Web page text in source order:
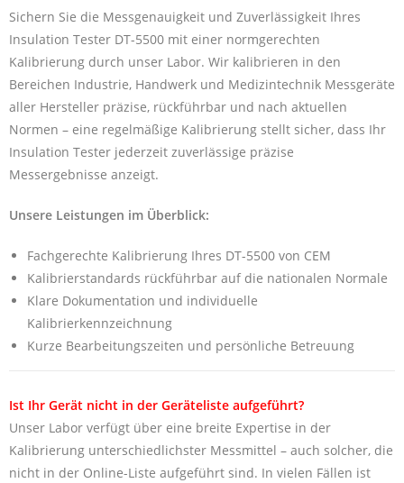
Sichern Sie die Messgenauigkeit und Zuverlässigkeit Ihres
Insulation Tester DT-5500 mit einer normgerechten
Kalibrierung durch unser Labor. Wir kalibrieren in den
Bereichen Industrie, Handwerk und Medizintechnik Messgeräte
aller Hersteller präzise, rückführbar und nach aktuellen
Normen – eine regelmäßige Kalibrierung stellt sicher, dass Ihr
Insulation Tester jederzeit zuverlässige präzise
Messergebnisse anzeigt.
Unsere Leistungen im Überblick:
Fachgerechte Kalibrierung Ihres DT-5500 von CEM
Kalibrierstandards rückführbar auf die nationalen Normale
Klare Dokumentation und individuelle
Kalibrierkennzeichnung
Kurze Bearbeitungszeiten und persönliche Betreuung
Ist Ihr Gerät nicht in der Geräteliste aufgeführt?
Unser Labor verfügt über eine breite Expertise in der
Kalibrierung unterschiedlichster Messmittel – auch solcher, die
nicht in der Online-Liste aufgeführt sind. In vielen Fällen ist